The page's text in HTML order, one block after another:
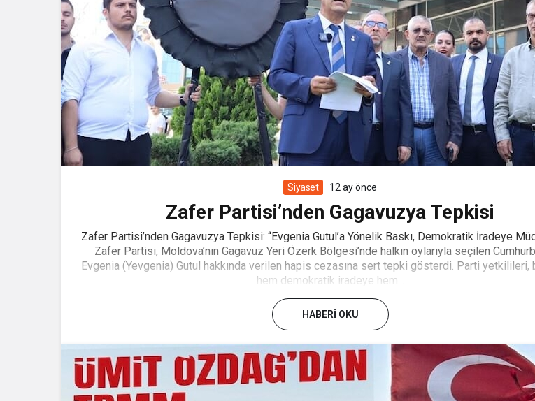
Siyaset 12 ay önce
Zafer Partisi’nden Gagavuzya Tepkisi
Zafer Partisi’nden Gagavuzya Tepkisi: “Evgenia Gutul’a Yönelik Baskı, Demokratik İradeye
Zafer Partisi, Moldova’nın Gagavuz Yeri Özerk Bölgesi’nde halkın oylarıyla seçilen
Evgenia (Yevgenia) Gutul hakkında verilen hapis cezasına sert tepki gösterdi. Parti yetkilileri,
hem demokratik iradeye hem...
HABERI OKU